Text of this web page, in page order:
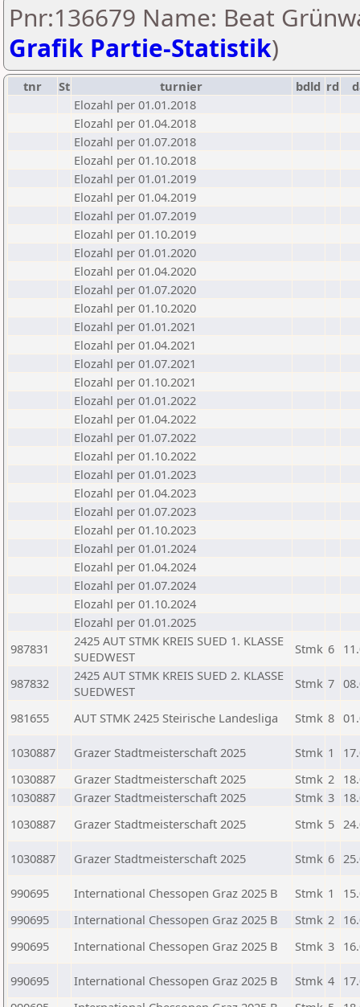
Pnr:136679 Name: Beat
Grafik Partie-Statistik)
tnr St turnier bdld rd
Elozahl per 01.01.2018
Elozahl per 01.04.2018
Elozahl per 01.07.2018
Elozahl per 01.10.2018
Elozahl per 01.01.2019
Elozahl per 01.04.2019
Elozahl per 01.07.2019
Elozahl per 01.10.2019
Elozahl per 01.01.2020
Elozahl per 01.04.2020
Elozahl per 01.07.2020
Elozahl per 01.10.2020
Elozahl per 01.01.2021
Elozahl per 01.04.2021
Elozahl per 01.07.2021
Elozahl per 01.10.2021
Elozahl per 01.01.2022
Elozahl per 01.04.2022
Elozahl per 01.07.2022
Elozahl per 01.10.2022
Elozahl per 01.01.2023
Elozahl per 01.04.2023
Elozahl per 01.07.2023
Elozahl per 01.10.2023
Elozahl per 01.01.2024
Elozahl per 01.04.2024
Elozahl per 01.07.2024
Elozahl per 01.10.2024
Elozahl per 01.01.2025
987831
2425 AUT STMK KREIS SUED 1. KLASSE
SUEDWEST
Stmk 6
987832
2425 AUT STMK KREIS SUED 2. KLASSE
SUEDWEST
Stmk 7
981655 AUT STMK 2425 Steirische Landesliga Stmk 8
1030887 Grazer Stadtmeisterschaft 2025 Stmk 1
1030887
Grazer Stadtmeisterschaft 2025 Stmk 2
1030887
Grazer Stadtmeisterschaft 2025 Stmk 3
1030887
Grazer Stadtmeisterschaft 2025 Stmk 5
1030887 Grazer Stadtmeisterschaft 2025 Stmk 6
990695 International Chessopen Graz 2025 B Stmk 1
990695
International Chessopen Graz 2025 B Stmk 2
990695
International Chessopen Graz 2025 B Stmk 3
990695 International Chessopen Graz 2025 B Stmk 4